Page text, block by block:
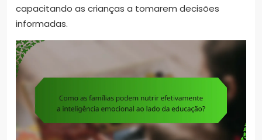
capacitando as crianças a tomarem decisões
informadas.